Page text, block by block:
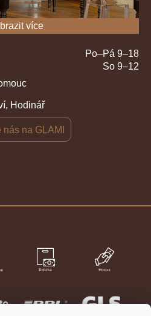
více
Po–Pá 9–18
So 9–12
Hodinář
nás na GLAMI